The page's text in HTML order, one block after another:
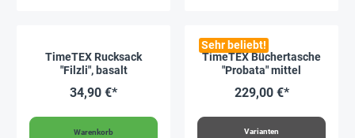
TimeTEX Rucksack
"Filzli", basalt
34,90 €*
Warenkorb
Sehr beliebt!
TimeTEX Büchertasche
"Probata" mittel
229,00 €*
Varianten